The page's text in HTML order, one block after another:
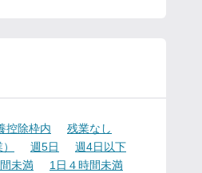
控除枠内
残業なし
週5日
週4日以下
未満
1日４時間未満